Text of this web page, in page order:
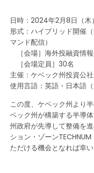
日時：2024年2月8日（木
形式：ハイブリッド開催
マンド配信）
［会場］海外投融資情
［会場定員］30名
主催：ケベック州投資公
使用言語：英語・日本語（
この度、ケベック州より
ベック州が構築する半導
州政府が先導して整備を
ション・ゾーン
ただける機会となれば幸い